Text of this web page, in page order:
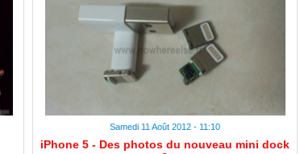
Samedi 11 Août 2012 - 11:10
iPhone 5 - Des photos du nouveau mini dock